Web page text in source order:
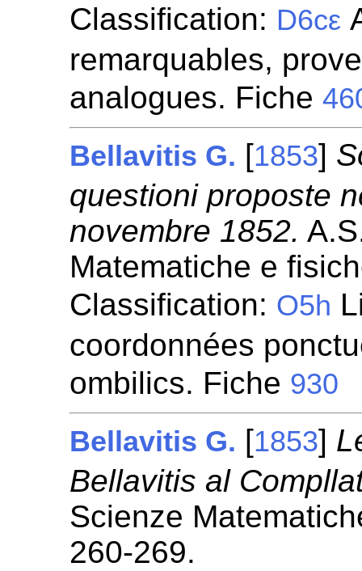
Classification: D6cε
remarquables,
analogues. Fiche
Bellavitis G. [1853]
questioni proposte
novembre 1852.
Matematiche e
Classification: O5h
coordonnées
ombilics. Fiche 930
Bellavitis G. [1853]
Bellavitis al
Scienze
260-269.